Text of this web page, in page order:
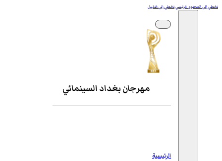
تخطي إلى المحتوى الرئيسيتخطي إلى التذييل
مهرجان بغداد السينمائي
الرئيسية